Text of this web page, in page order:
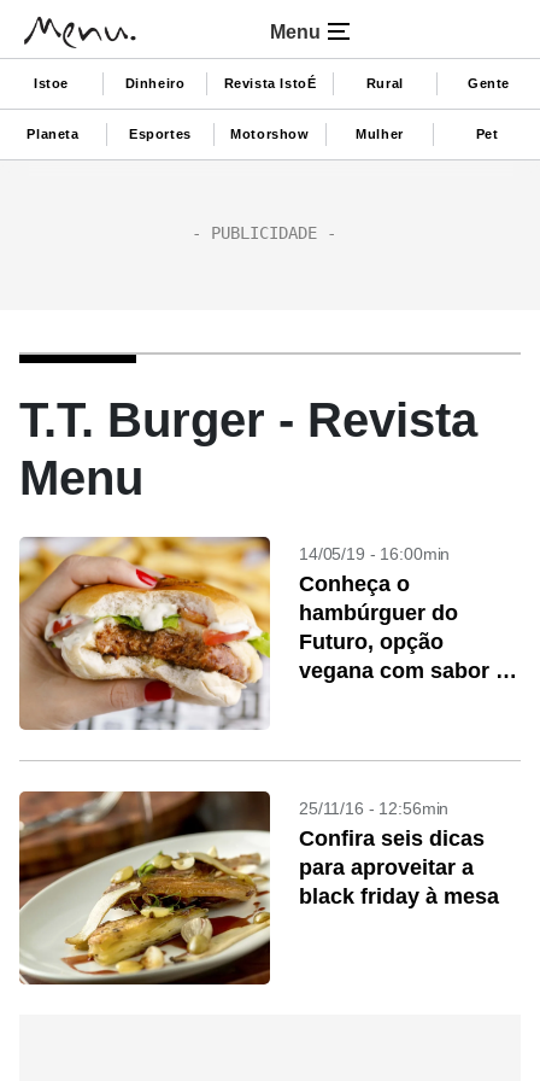
Menu
Istoe Dinheiro Revista IstoÉ Rural Gente
Planeta Esportes Motorshow Mulher Pet
T.T. Burger - Revista
Menu
14/05/19 - 16:00min
Conheça o
hambúrguer do
Futuro, opção
vegana com sabor e
25/11/16 - 12:56min
Confira seis dicas
para aproveitar a
black friday à mesa